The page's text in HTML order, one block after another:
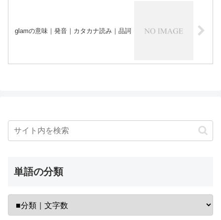
glamの意味｜発音｜カタカナ読み｜品詞
単語の分類